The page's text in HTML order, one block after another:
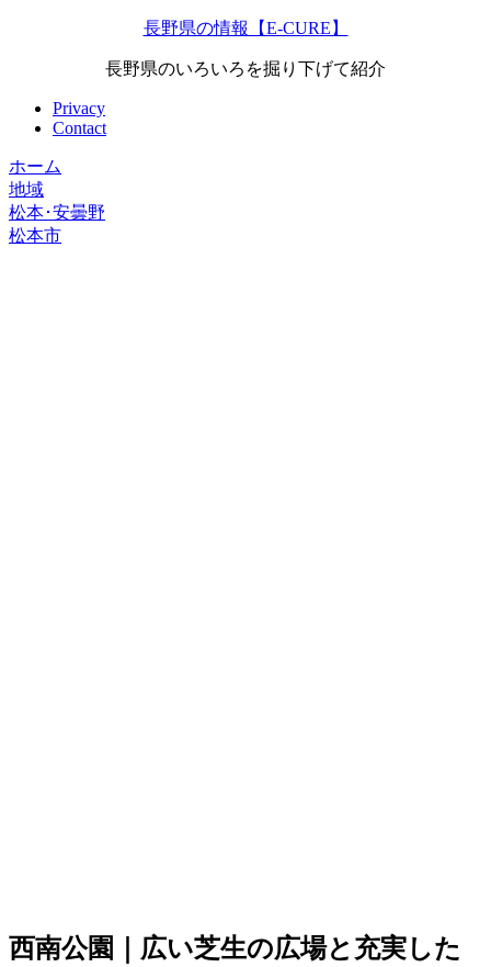
長野県の情報【E-CURE】
長野県のいろいろを掘り下げて紹介
Privacy
Contact
ホーム
地域
松本･安曇野
松本市
西南公園｜広い芝生の広場と充実した